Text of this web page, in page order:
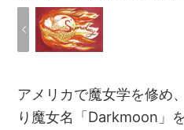
アメリカで魔女学を修め
り魔女名「Darkmoon」